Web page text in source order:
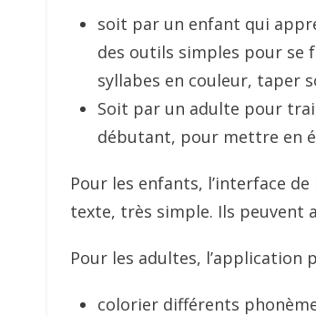
soit par un enfant qui
des outils simples pour
syllabes en couleur, taper
Soit par un adulte pour
débutant, pour mettre en
Pour les enfants, l’interface
texte, très simple. Ils peuvent
Pour les adultes, l’application
colorier différents